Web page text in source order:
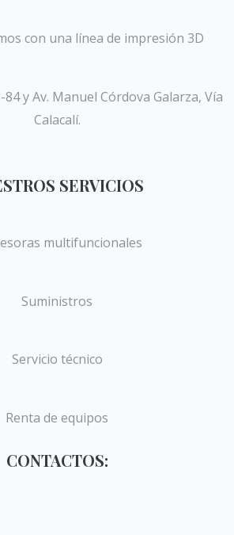
con una línea de impresión 3D
y Av. Manuel Córdova Galarza, Vía
Calacalí.
SERVICIOS
multifuncionales
Suministros
Servicio técnico
Renta de equipos
CONTACTOS: